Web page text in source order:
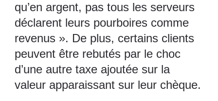
qu’en argent, pas tous les serveurs
déclarent leurs pourboires comme
revenus ». De plus, certains clients
peuvent être rebutés par le choc
d’une autre taxe ajoutée sur la
valeur apparaissant sur leur chèque.